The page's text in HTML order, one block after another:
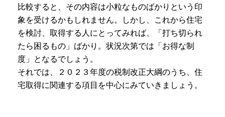
比較すると、その内容は小粒なものばかりという印
象を受けるかもしれません。しかし、これから住宅
を検討、取得する人にとってみれば、「打ち切られ
たら困るもの」ばかり。状況次第では「お得な制
度」となるでしょう。
それでは、２０２３年度の税制改正大綱のうち、住
宅取得に関連する項目を中心にみていきましょう。